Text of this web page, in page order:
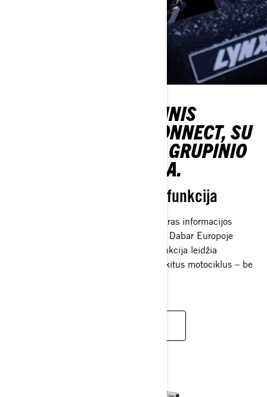
10,25 COLIO JUTIKLINIS
EKRANAS SU BRP CONNECT, SU
INTEGRUOTU GPS IR GRUPINIO
VAŽIAVIMO FUNKCIJA.
Nauja grupinio važiavimo funkcija
Didelės raiškos, spalvotas ekranas – tikras informacijos
centras sniego motociklų vairuotojams. Dabar Europoje
prieinama nauja grupinio važiavimo funkcija leidžia
žemėlapyje matyti ir sekti draugus bei kitus motociklus – be